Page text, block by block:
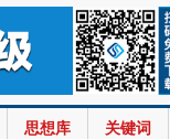
思想库 关键词